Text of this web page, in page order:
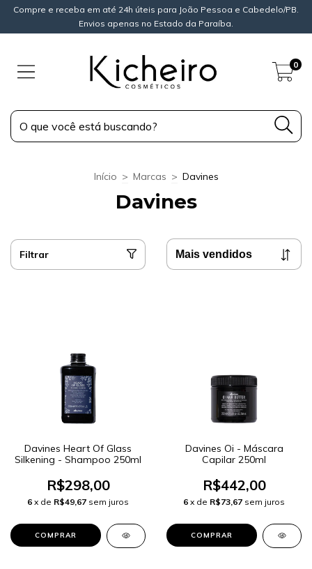
Compre e receba em até 24h úteis para João Pessoa e Cabedelo/PB.
Envios apenas no Estado da Paraíba.
0
Início > Marcas > Davines
Davines
Filtrar
Davines Heart Of Glass
Silkening - Shampoo 250ml
R$298,00
6 x de R$49,67 sem juros
Davines Oi - Máscara
Capilar 250ml
R$442,00
6 x de R$73,67 sem juros